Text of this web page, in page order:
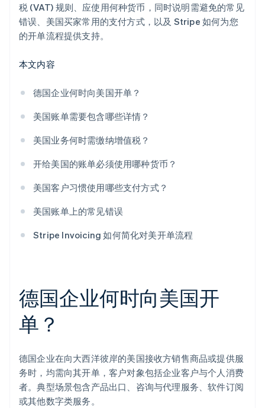
税 (VAT) 规则、应使用何种货币，同时说明需避免的常见
错误、美国买家常用的支付方式，以及 Stripe 如何为您
的开单流程提供支持。
本文内容
德国企业何时向美国开单？
美国账单需要包含哪些详情？
美国业务何时需缴纳增值税？
开给美国的账单必须使用哪种货币？
美国客户习惯使用哪些支付方式？
美国账单上的常见错误
Stripe Invoicing 如何简化对美开单流程
德国企业何时向美国开
单？
德国企业在向大西洋彼岸的美国接收方销售商品或提供服
务时，均需向其开单，客户对象包括企业客户与个人消费
者。典型场景包含产品出口、咨询与代理服务、软件订阅
或其他数字类服务。